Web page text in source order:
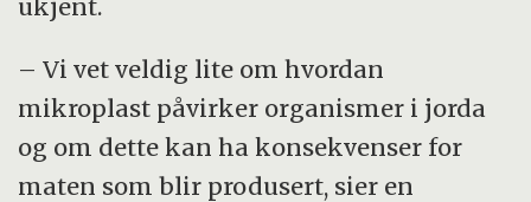
ukjent.
– Vi vet veldig lite om hvordan
mikroplast påvirker organismer i jorda
og om dette kan ha konsekvenser for
maten som blir produsert, sier en